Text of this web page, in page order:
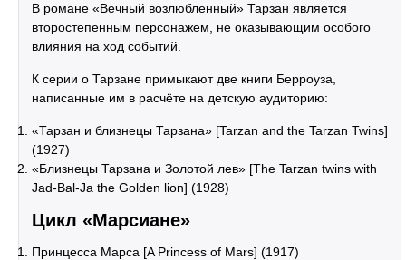
В романе «Вечный возлюбленный» Тарзан является
второстепенным персонажем, не оказывающим особого
влияния на ход событий.
К серии о Тарзане примыкают две книги Берроуза,
написанные им в расчёте на детскую аудиторию:
«Тарзан и близнецы Тарзана» [Tarzan and the Tarzan Twins]
(1927)
«Близнецы Тарзана и Золотой лев» [The Tarzan twins with
Jad-Bal-Ja the Golden lion] (1928)
Цикл «Марсиане»
Принцесса Марса [A Princess of Mars] (1917)